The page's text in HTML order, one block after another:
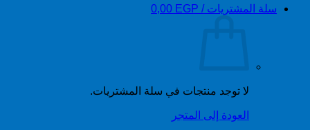
سلة المشتريات / 0,00 EGP
لا توجد منتجات في سلة المشتريات.
العودة إلى المتجر